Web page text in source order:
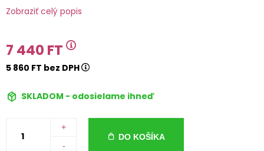
Zobraziť celý popis
7 440 FT
5 860 FT bez DPH
SKLADOM - odosielame ihneď
+
-
DO KOŠÍKA